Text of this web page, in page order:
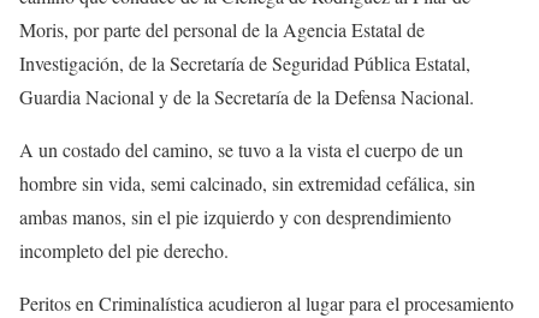
Moris, por parte del personal de la Agencia Estatal de
Investigación, de la Secretaría de Seguridad Pública Estatal,
Guardia Nacional y de la Secretaría de la Defensa Nacional.
A un costado del camino, se tuvo a la vista el cuerpo de un
hombre sin vida, semi calcinado, sin extremidad cefálica, sin
ambas manos, sin el pie izquierdo y con desprendimiento
incompleto del pie derecho.
Peritos en Criminalística acudieron al lugar para el procesamiento